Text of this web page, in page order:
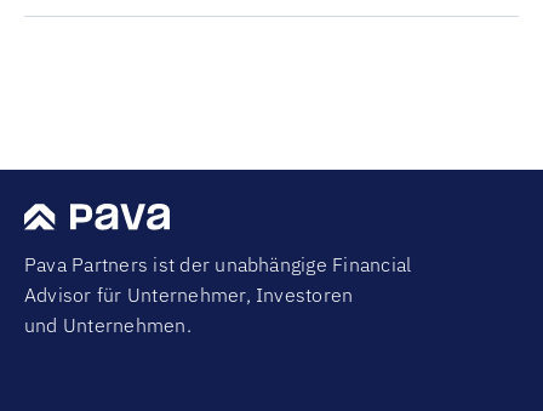
Pava Partners ist der unabhängige Financial
Advisor für Unternehmer, Investoren
und Unternehmen.